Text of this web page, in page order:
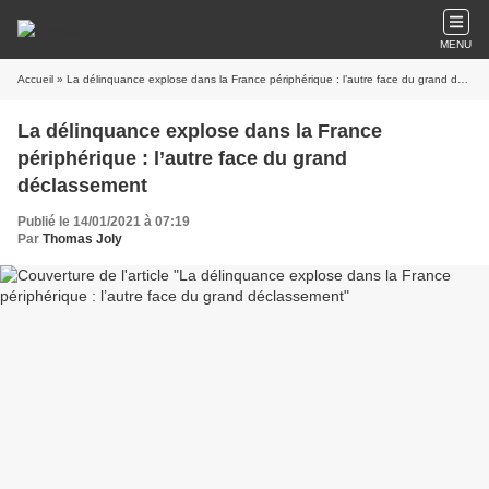
MENU
Accueil » La délinquance explose dans la France périphérique : l’autre face du grand déclassement
La délinquance explose dans la France
périphérique : l’autre face du grand
déclassement
Publié le 14/01/2021 à 07:19
Par Thomas Joly